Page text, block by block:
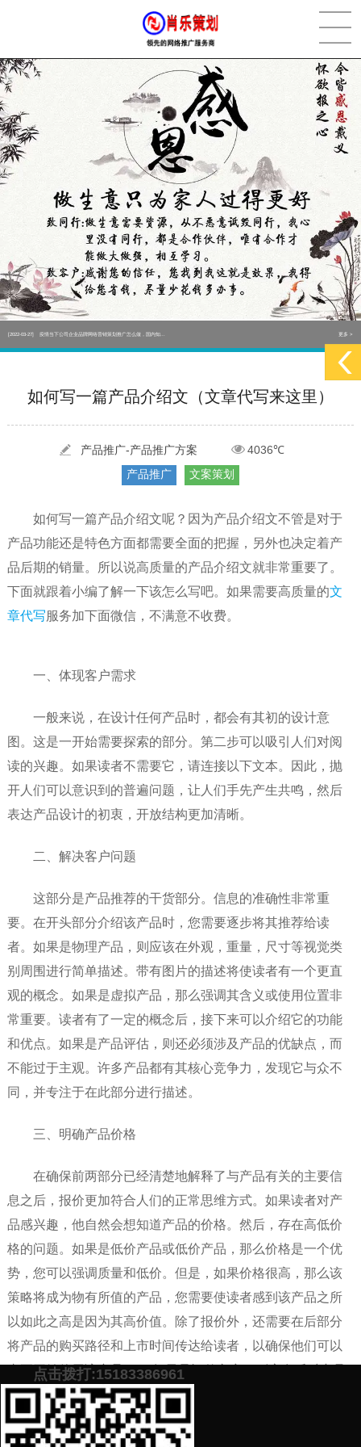
[2022-05-29] 实体门店如何做网络推广吸引客户，实体店网络营销技巧... 更多 >
[2022-05-04] 污水处理设备厂家产品如何做网络推广（污水处理项目网... 更多 >
[2022-03-27] 疫情当下公司企业品牌网络营销策划推广怎么做，国内知... 更多 >
[2022-05-29] 实体门店如何做网络推广吸引客户，实体店网络营销技巧...
疫情当下公司企业品牌网络营销策划推广怎么做，国内知...
如何写一篇产品介绍文（文章代写来这里）
产品推广-产品推广方案
4036℃
产品推广
文案策划
如何写一篇产品介绍文呢？因为产品介绍文不管是对于
产品功能还是特色方面都需要全面的把握，另外也决定着产
品后期的销量。所以说高质量的产品介绍文就非常重要了。
下面就跟着小编了解一下该怎么写吧。如果需要高质量的文
章代写服务加下面微信，不满意不收费。
一、体现客户需求
一般来说，在设计任何产品时，都会有其初的设计意
图。这是一开始需要探索的部分。第二步可以吸引人们对阅
读的兴趣。如果读者不需要它，请连接以下文本。因此，抛
开人们可以意识到的普遍问题，让人们手先产生共鸣，然后
表达产品设计的初衷，开放结构更加清晰。
二、解决客户问题
这部分是产品推荐的干货部分。信息的准确性非常重
要。在开头部分介绍该产品时，您需要逐步将其推荐给读
者。如果是物理产品，则应该在外观，重量，尺寸等视觉类
别周围进行简单描述。带有图片的描述将使读者有一个更直
观的概念。如果是虚拟产品，那么强调其含义或使用位置非
常重要。读者有了一定的概念后，接下来可以介绍它的功能
和优点。如果是产品评估，则还必须涉及产品的优缺点，而
不能过于主观。许多产品都有其核心竞争力，发现它与众不
同，并专注于在此部分进行描述。
三、明确产品价格
在确保前两部分已经清楚地解释了与产品有关的主要信
息之后，报价更加符合人们的正常思维方式。如果读者对产
品感兴趣，他自然会想知道产品的价格。然后，存在高低价
格的问题。如果是低价产品或低价产品，那么价格是一个优
势，您可以强调质量和低价。但是，如果价格很高，那么该
策略将成为物有所值的产品，您需要使读者感到该产品之所
以如此之高是因为其高价值。除了报价外，还需要在后部分
将产品的购买路径和上市时间传达给读者，以确保他们可以
真正开始使用该产品。 （如果是评估文章，则应在后对产品
进行客观评估，包括报价，并应给出合理建议以允许读者独
立选择）
点击拨打:15183386961